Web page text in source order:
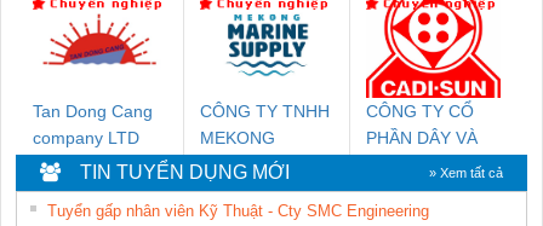
THUẬT ĐIỆN CƠ
GIA HƯNG PHÁT
PHƯƠNG NAM
Tan Dong Cang
company LTD
CÔNG TY TNHH
MEKONG
MARINE
SUPPLY
CÔNG TY CỔ
PHẦN DÂY VÀ
CÁP ĐIỆN
THƯỢNG ĐÌNH
TIN TUYỂN DỤNG MỚI » Xem tất cả
Tuyển gấp nhân viên Kỹ Thuật - Cty SMC Engineering